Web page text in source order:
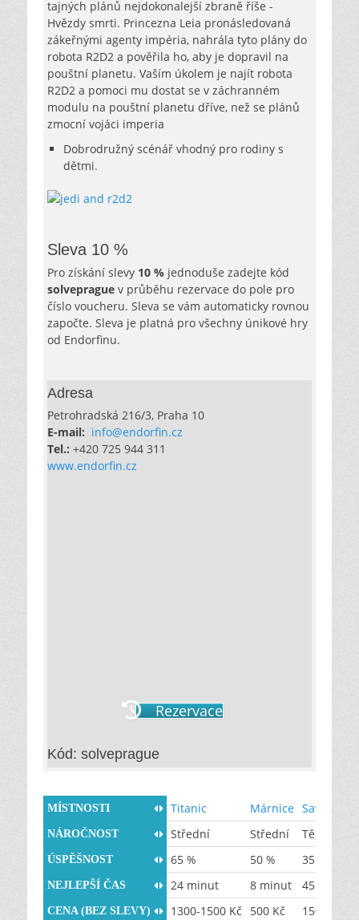
tajných plánů nejdokonalejší zbraně říše -
Hvězdy smrti. Princezna Leia pronásledovaná
zákeřnými agenty impéria, nahrála tyto plány do
robota R2D2 a pověřila ho, aby je dopravil na
pouštní planetu. Vaším úkolem je najít robota
R2D2 a pomoci mu dostat se v záchranném
modulu na pouštní planetu dříve, než se plánů
zmocní vojáci imperia
Dobrodružný scénář vhodný pro rodiny s
dětmi.
Sleva 10 %
Pro získání slevy 10 % jednoduše zadejte kód
solveprague v průběhu rezervace do pole pro
číslo voucheru. Sleva se vám automaticky rovnou
započte. Sleva je platná pro všechny únikové hry
od Endorfinu.
Adresa
Petrohradská 216/3, Praha 10
E-mail: info@endorfin.cz
Tel.: +420 725 944 311
www.endorfin.cz
Rezervace
Kód: solveprague
MÍSTNOSTI
NÁROČNOST
ÚSPĚŠNOST
NEJLEPŠÍ ČAS
CENA (BEZ SLEVY)
Titanic
Střední
65 %
24 minut
1300-1500 Kč
Márnice
Střední
50 %
8 minut
500 Kč
Saw
Těžká
35 %
45 minut
1500-